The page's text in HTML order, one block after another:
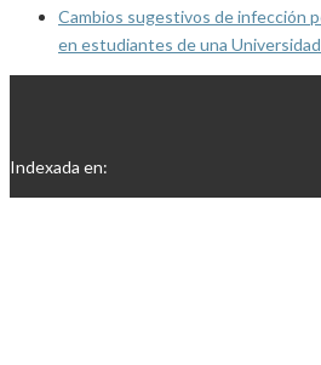
Cambios sugestivos de infección
en estudiantes de una
Indexada en: